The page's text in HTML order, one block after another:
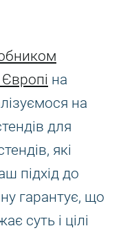
на
на
для
які
підхід до
гарантує, що
суть і цілі